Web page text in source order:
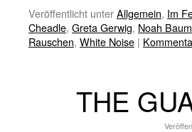
Veröffentlicht unterAllgemein, Im
Cheadle, Greta Gerwig, Noah
Rauschen, White Noise |
THE